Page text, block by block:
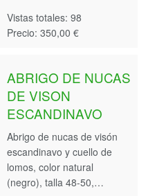
Vistas totales: 98
Precio: 350,00 €
ABRIGO DE NUCAS
DE VISON
ESCANDINAVO
Abrigo de nucas de visón
escandinavo y cuello de
lomos, color natural
(negro), talla 48-50,…